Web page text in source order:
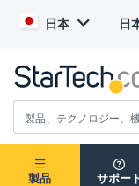
日本 日
製品 サポー